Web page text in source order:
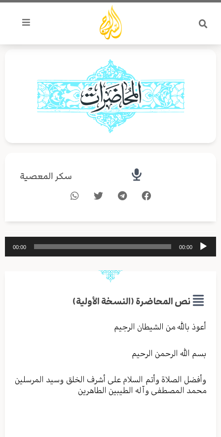
تخطي
المحتوى
سكر المعصية
مشغل
الصوت
00:00
00:00
نص المحاضرة (النسخة الأولية)
أعوذ بالله من الشیطان الرجیم
بسم الله الرحمن الرحیم
وأفضل الصلاة وأتم السلام علی أشرف الخلق وسید المرسلین
محمد المصطفی وآله الطیبین الطاهرین